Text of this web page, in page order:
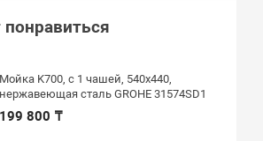
Мойка K700, с 1 чашей, 540х440,
нержавеющая сталь GROHE 31574SD1
199 800 ₸